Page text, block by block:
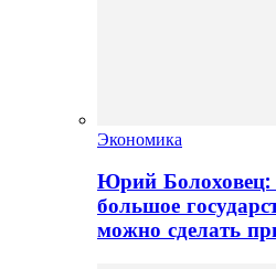
Экономика
Юрий
большое
можно сделать